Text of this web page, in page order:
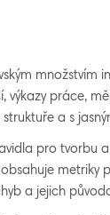
množstvím
výkazy práce,
a s
pro tvorbu
a jejich